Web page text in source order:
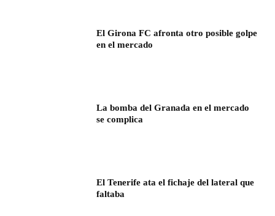
El Girona FC afronta otro posible golpe
en el mercado
La bomba del Granada en el mercado
se complica
El Tenerife ata el fichaje del lateral que
faltaba